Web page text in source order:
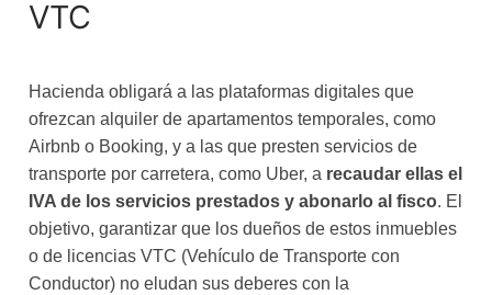
VTC
Hacienda obligará a las plataformas digitales que
ofrezcan alquiler de apartamentos temporales, como
Airbnb o Booking, y a las que presten servicios de
transporte por carretera, como Uber, a recaudar ellas el
IVA de los servicios prestados y abonarlo al fisco. El
objetivo, garantizar que los dueños de estos inmuebles
o de licencias VTC (Vehículo de Transporte con
Conductor) no eludan sus deberes con la